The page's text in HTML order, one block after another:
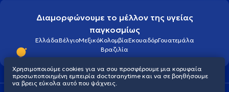
Διαμορφώνουμε το μέλλον της υγείας
παγκοσμίως
ΕλλάδαΒέλγιοΜεξικόΚολομβίαΕκουαδόρΓουατεμάλα
Βραζιλία
Χρησιμοποιούμε cookies για να σου προσφέρουμε μια κορυφαία
προσωποποιημένη εμπειρία doctoranytime και να σε βοηθήσουμε
να βρεις εύκολα αυτό που ψάχνεις.